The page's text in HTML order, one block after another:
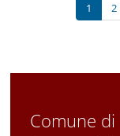
1 2
Comune di